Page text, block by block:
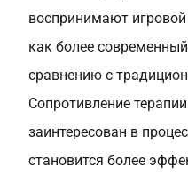
воспринимают
как более
сравнению с
Сопротивление
заинтересован в
становится более